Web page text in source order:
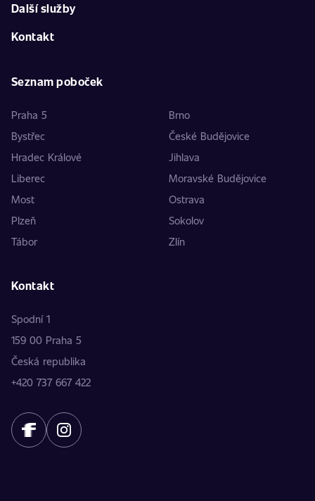
Další služby
Kontakt
Seznam poboček
Praha 5
Brno
Bystřec
České Budějovice
Hradec Králové
Jihlava
Liberec
Moravské Budějovice
Most
Ostrava
Plzeň
Sokolov
Tábor
Zlín
Kontakt
Spodní 1
159 00 Praha 5
Česká republika
+420 737 667 422